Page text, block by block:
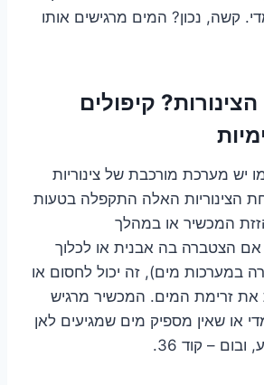
קשה, נכון? המים מרגישים אותו
הצינורות? קיפולים
יש מערכת מורכבת של צינוריות
הצינוריות האלה התקפלה בטעות
המכשיר או במהלך
אם הצטברה בה אבנית או לכלוך
במערכות מים), זה יכול לחסום או
זרימת המים. המכשיר מרגיש
או שאין מספיק מים שמגיעים לאן
– קוד 36.